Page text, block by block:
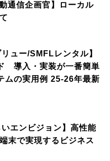
通信企画官】ローカル
ュー/SMFLレンタル】
導入・実装が一番簡単
ムの実用例 25-26年最新
エンビジョン】高性能
末で実現するビジネス